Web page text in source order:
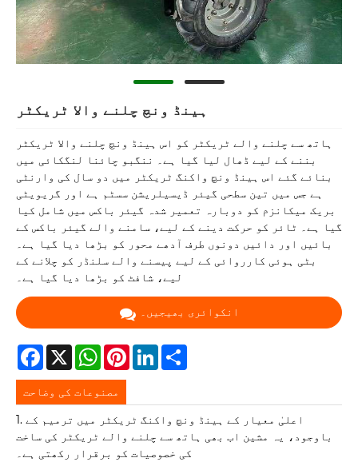
ہینڈ ونچ چلنے والا ٹریکٹر
ہاتھ سے چلنے والے ٹریکٹر کو اس ہینڈ ونچ چلنے والا ٹریکٹر
بننے کے لیے ڈھال لیا گیا ہے۔ ننگبو چائنا لنگکائی میں
بنائے گئے اس ہینڈ ونچ واکنگ ٹریکٹر میں دو سال کی وارنٹی
ہے جس میں تین سطحی گیئر ڈیسیلریشن سسٹم ہے اور گریویٹی
بریک میکانزم کو دوبارہ تعمیر شدہ گیئر باکس میں شامل کیا
گیا ہے۔ ٹائر کو حرکت دینے کے لیے، سامنے والے گیئر باکس کے
بائیں اور دائیں دونوں طرف آدھے محور کو بڑھا دیا گیا ہے۔
بٹی ہوئی کارروائی کے لیے پیسنے والے سلنڈر کو چلانے کے
لیے، شافٹ کو بڑھا دیا گیا ہے۔
انکوائری بھیجیں۔
Facebook
X WhatsAppPinterestLinkedIn
مصنوعات کی وضاحت
1. اعلیٰ معیار کے ہینڈ ونچ واکنگ ٹریکٹر میں ترمیم کے
باوجود، یہ مشین اب بھی ہاتھ سے چلنے والے ٹریکٹر کی ساخت
کی خصوصیات کو برقرار رکھتی ہے۔